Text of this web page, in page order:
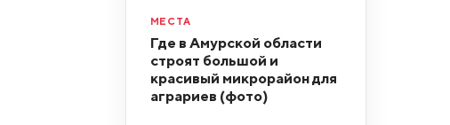
МЕСТА
Где в Амурской области
строят большой и
красивый микрорайон для
аграриев (фото)